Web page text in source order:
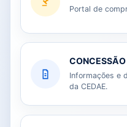
Portal de
Informações e
da CEDAE.